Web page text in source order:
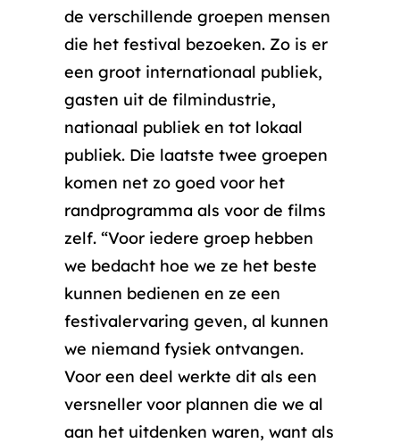
de verschillende groepen mensen
die het festival bezoeken. Zo is er
een groot internationaal publiek,
gasten uit de filmindustrie,
nationaal publiek en tot lokaal
publiek. Die laatste twee groepen
komen net zo goed voor het
randprogramma als voor de films
zelf. “Voor iedere groep hebben
we bedacht hoe we ze het beste
kunnen bedienen en ze een
festivalervaring geven, al kunnen
we niemand fysiek ontvangen.
Voor een deel werkte dit als een
versneller voor plannen die we al
aan het uitdenken waren, want als